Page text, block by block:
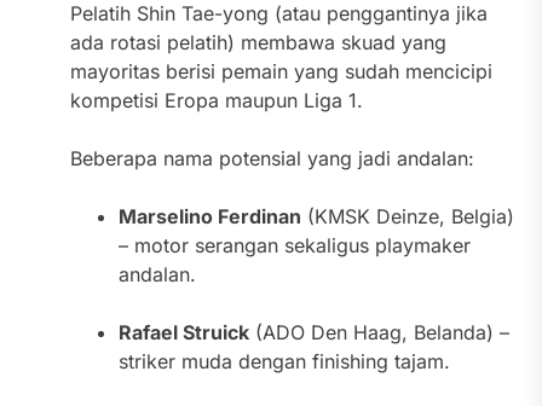
Pelatih Shin Tae-yong (atau penggantinya jika
ada rotasi pelatih) membawa skuad yang
mayoritas berisi pemain yang sudah mencicipi
kompetisi Eropa maupun Liga 1.
Beberapa nama potensial yang jadi andalan:
Marselino Ferdinan (KMSK Deinze, Belgia)
– motor serangan sekaligus playmaker
andalan.
Rafael Struick(ADO Den Haag, Belanda) –
striker muda dengan finishing tajam.